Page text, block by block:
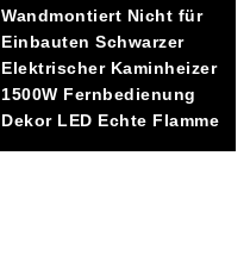
Wandmontiert Nicht für
Einbauten Schwarzer
Elektrischer Kaminheizer
1500W Fernbedienung
Dekor LED Echte Flamme